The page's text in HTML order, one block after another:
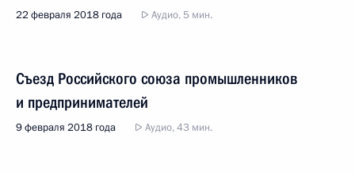
22 февраля 2018 года Аудио, 5 мин.
Съезд Российского союза промышленников
и предпринимателей
9 февраля 2018 года Аудио, 43 мин.